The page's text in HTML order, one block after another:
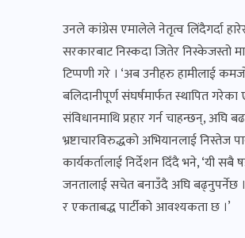
उनले कांग्रेस एमालेले नेतृत्व लिंदैगर्दा
सरकारबाट निस्कदा जितेर निस्केजस्तो
टिप्पणी गरे । ‘अब उनीहरु हामीलाई
बलिदानीपूर्ण संघर्षमार्फत स्थापित
संविधानमाथि प्रहार गर्न चाहन्छन्, अघि
भ्रष्टाचारविरुद्धको अभियानलाई निस्तेज
कार्यकर्तालाई निर्देशन दिँदै भने, ‘यी सबै
जनतालाई सचेत बनाउँदै अघि बढ्नुपर्नेछ
र एकताबद्ध पार्टीको आवश्यकता छ ।’